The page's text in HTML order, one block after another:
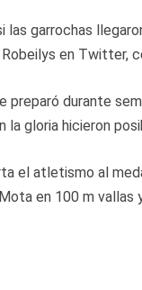
garrochas
en Twitter,
durante
gloria hicieron
el atletismo al
en 100 m